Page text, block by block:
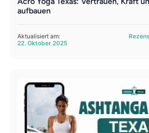
aufbauen
Aktualisiert am:
22. Oktober 2025